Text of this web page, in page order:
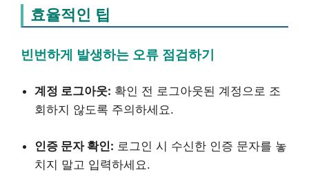
효율적인 팁
빈번하게 발생하는 오류 점검하기
계정 로그아웃: 확인 전 로그아웃된 계정으로 조
회하지 않도록 주의하세요.
인증 문자 확인: 로그인 시 수신한 인증 문자를 놓
치지 말고 입력하세요.